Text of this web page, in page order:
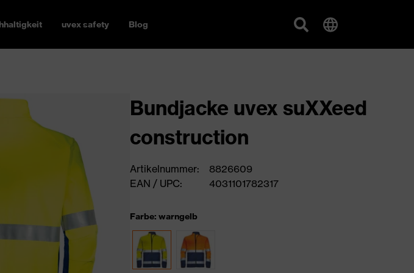
uvex safety Blog
Bundjacke uvex suXXeed
construction
Artikelnummer:
8826609
EAN / UPC:
4031101782317
Farbe: warngelb